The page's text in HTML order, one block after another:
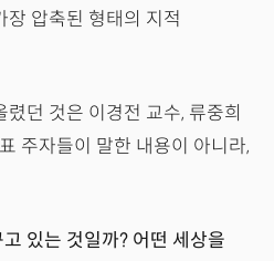
장 압축된 형태의 지적
던 것은 이경전 교수, 류중희
주자들이 말한 내용이 아니라,
있는 것일까? 어떤 세상을